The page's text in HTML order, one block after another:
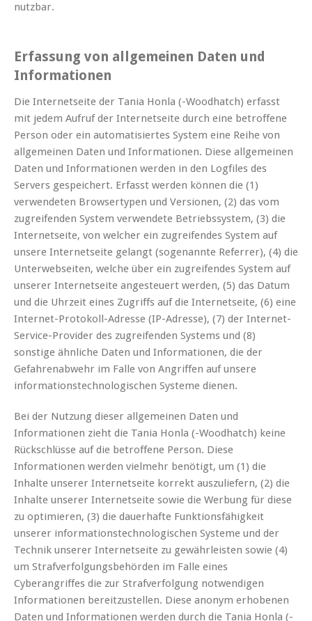
nutzbar.
Erfassung von allgemeinen Daten und
Informationen
Die Internetseite der Tania Honla (-Woodhatch) erfasst
mit jedem Aufruf der Internetseite durch eine betroffene
Person oder ein automatisiertes System eine Reihe von
allgemeinen Daten und Informationen. Diese allgemeinen
Daten und Informationen werden in den Logfiles des
Servers gespeichert. Erfasst werden können die (1)
verwendeten Browsertypen und Versionen, (2) das vom
zugreifenden System verwendete Betriebssystem, (3) die
Internetseite, von welcher ein zugreifendes System auf
unsere Internetseite gelangt (sogenannte Referrer), (4) die
Unterwebseiten, welche über ein zugreifendes System auf
unserer Internetseite angesteuert werden, (5) das Datum
und die Uhrzeit eines Zugriffs auf die Internetseite, (6) eine
Internet-Protokoll-Adresse (IP-Adresse), (7) der Internet-
Service-Provider des zugreifenden Systems und (8)
sonstige ähnliche Daten und Informationen, die der
Gefahrenabwehr im Falle von Angriffen auf unsere
informationstechnologischen Systeme dienen.
Bei der Nutzung dieser allgemeinen Daten und
Informationen zieht die Tania Honla (-Woodhatch) keine
Rückschlüsse auf die betroffene Person. Diese
Informationen werden vielmehr benötigt, um (1) die
Inhalte unserer Internetseite korrekt auszuliefern, (2) die
Inhalte unserer Internetseite sowie die Werbung für diese
zu optimieren, (3) die dauerhafte Funktionsfähigkeit
unserer informationstechnologischen Systeme und der
Technik unserer Internetseite zu gewährleisten sowie (4)
um Strafverfolgungsbehörden im Falle eines
Cyberangriffes die zur Strafverfolgung notwendigen
Informationen bereitzustellen. Diese anonym erhobenen
Daten und Informationen werden durch die Tania Honla (-